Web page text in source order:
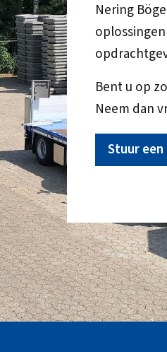
Nering
Bent u op
Neem dan
Stuur